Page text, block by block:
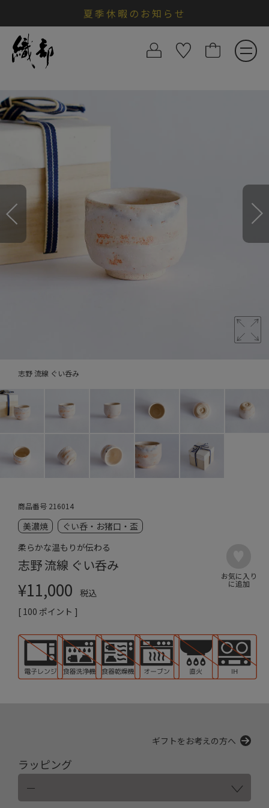
夏季休暇のお知らせ
志野 流線 ぐい呑み
商品番号 216014
美濃焼
ぐい呑・お猪口・盃
柔らかな温もりが伝わる
志野 流線 ぐい呑み
¥11,000
税込
[ 100 ポイント ]
ギフトをお考えの方へ
ラッピング